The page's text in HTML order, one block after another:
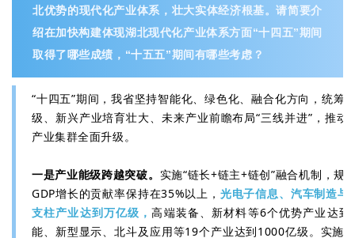
北优势的现代化产业体系，壮大实体经济根基。请简要介
绍在加快构建体现湖北现代化产业体系方面“十四五”期间
取得了哪些成绩，“十五五”期间有哪些考虑？
“十四五”期间，我省坚持智能化、绿色化、融合化方向，统筹
级、新兴产业培育壮大、未来产业前瞻布局“三线并进”，推动
产业集群全面升级。
一是产业能级跨越突破。 实施“链长+链主+链创”融合机制，规
GDP增长的贡献率保持在35%以上， 光电子信息、汽车制造与
支柱产业达到万亿级，高端装备、新材料等6个优势产业达
能、新型显示、北斗及应用等19个产业达到1000亿级。实施